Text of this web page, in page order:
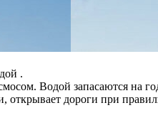
.
Водой запасаются на
открывает дороги при